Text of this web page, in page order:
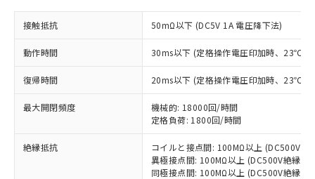
接触抵抗 50mΩ以下 (DC5V 1A 電圧降下法)
動作時間 30ms以下 (定格操作電圧印加時、23℃、
復帰時間 20ms以下 (定格操作電圧印加時、23℃、
最大開閉頻度
機械的: 18000回/時間
定格負荷: 1800回/時間
絶縁抵抗
コイルと接点間: 100MΩ以上 (DC500V絶
異極接点間: 100MΩ以上 (DC500V絶縁抵
同極接点間: 100MΩ以上 (DC500V絶縁抵
ご利用条件
以下の条件をお読みいただき、同意のうえ
本サービスは、当社制御機器事業取扱
商品の当社在庫状況および標準価格
(税抜)を提供させていただくもので
当社制御機器事業取扱商品の中には、
本サービスの対象外となる商品もある
有に対応した製品に切り替える予定のある
商品です。
対応予定なし：EU RoHS指令（10物質）の
非含有に非対応の商品で、対応品を出す予
調査・確認中：EU RoHS指令（10物質）の
非含有の対応状況を調査中または確認中の
商品です。
非該当品：ライセンス料など無形物で、有
害物質有無と関係のない商品です。
仕入先様の事情により、非含有部品として
いたものが、含有品と判明した場合などや
※1 中国RoHS○×表
「○」：最大均質材料含有率が中国RoHSの
基準値以下であることを示します。
「×」：最大均質材料含有率が中国RoHSの
基準値を超えていることを示します。